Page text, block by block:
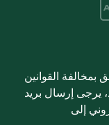
القوانين
يرجى إرسال بريد